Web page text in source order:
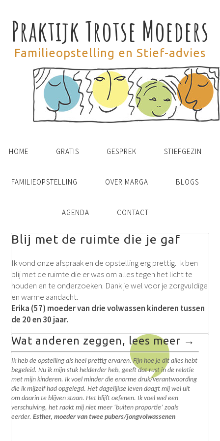
Praktijk Trotse Moeders
Familieopstelling en Stief-advies
HOME GRATIS GESPREK STIEFGEZIN
FAMILIEOPSTELLING OVER MARGA BLOGS
AGENDA CONTACT
Blij met de ruimte die je gaf
Ik vond onze afspraak en de opstelling erg prettig. Ik ben
blij met de ruimte die er was om alles tegen het licht te
houden en te onderzoeken. Dank je wel voor je zorgvuldige
en warme aandacht.
Erika (57) moeder van drie volwassen kinderen tussen
de 20 en 30 jaar.
Wat anderen zeggen, lees meer →
Ik heb de opstelling als heel prettig ervaren. Fijn hoe je dit alles hebt
begeleid. Nu ik mijn stuk helderder heb, geeft dat rust in de relatie
met mijn kinderen. Ik voel minder die enorme druk/verantwoording
die ik mijzelf had opgelegd.Het dagelijkse leven daagt mij wel uit
om daarin te blijven staan. Het blijft oefenen. Ik voel wel een
verschuiving, het raakt mij niet meer ‘buiten proportie’ zoals
eerder.Esther, moeder van twee pubers/jongvolwassenen